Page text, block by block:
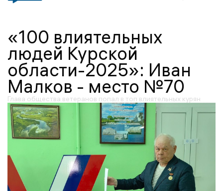
«100 влиятельных
людей Курской
области-2025»: Иван
Малков - место №70
Глава общества ветеранов попал в топ влиятельных курян